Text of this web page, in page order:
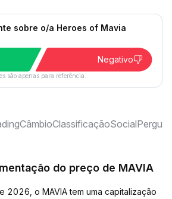
sobre o/a Heroes of Mavia
Negativo
são apenas para referência.
CâmbioClassificaçãoSocial
do preço de MAVIA
2026, o MAVIA tem uma capitalização